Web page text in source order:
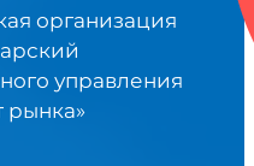
организация
управления
рынка»